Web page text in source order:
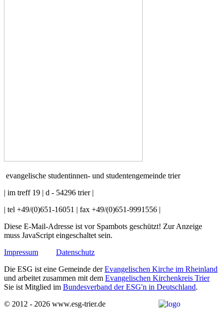
evangelische studentinnen- und studentengemeinde trier
| im treff 19 | d - 54296 trier |
| tel +49/(0)651-16051 | fax +49/(0)651-9991556 |
Diese E-Mail-Adresse ist vor Spambots geschützt! Zur Anzeige
muss JavaScript eingeschaltet sein.
Impressum
Datenschutz
Die ESG ist eine Gemeinde derEvangelischen Kirche im Rheinland
und arbeitet zusammen mit dem Evangelischen Kirchenkreis Trier
Sie ist Mitglied im Bundesverband der ESG'n in Deutschland.
© 2012 - 2026 www.esg-trier.de